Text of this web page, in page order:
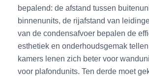
bepalend: de afstand tussen
binnenunits, de rijafstand van
van de condensafvoer bepalen de
esthetiek en onderhoudsgemak
kamers lenen zich beter voor
voor plafondunits. Ten derde moet